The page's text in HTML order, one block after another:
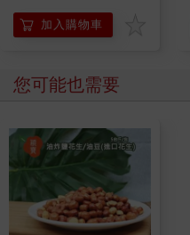
加入購物車
您可能也需要